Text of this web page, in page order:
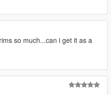
so much...can i get it as a